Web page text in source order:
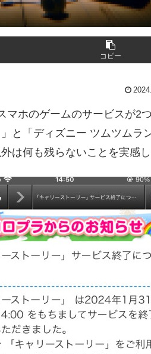
コピー
ホのゲームのサービスが2つ
と「ディズニー ツムツムラ
は何も残らないことを実感し